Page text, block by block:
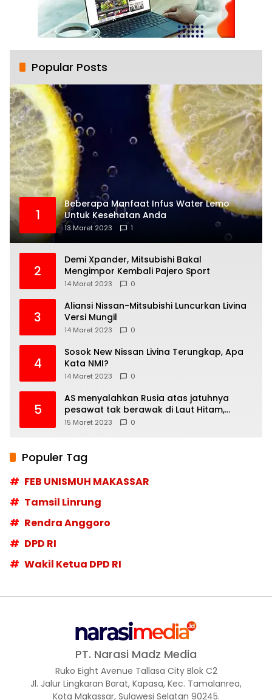
Popular Posts
1
Beberapa Manfaat Infus Water Lemo
Untuk Kesehatan Anda
13 Maret 2023 1
2
Demi Xpander, Mitsubishi Bakal
Mengimpor Kembali Pajero Sport
14 Maret 2023 0
3
Aliansi Nissan-Mitsubishi Luncurkan Livina
Versi Mungil
14 Maret 2023 0
4
Sosok New Nissan Livina Terungkap, Apa
Kata NMI?
14 Maret 2023 0
5
AS menyalahkan Rusia atas jatuhnya
pesawat tak berawak di Laut Hitam,
Moskow menyangkal
15 Maret 2023 0
Populer Tag
FEB UNISMUH MAKASSAR
Tamsil Linrung
Rendra Anggoro
DPD RI
Wakil Ketua DPD RI
PT. Narasi Madz Media
Ruko Eight Avenue Tallasa City Blok C2
Jl. Jalur Lingkaran Barat, Kapasa, Kec. Tamalanrea,
Kota Makassar, Sulawesi Selatan 90245.